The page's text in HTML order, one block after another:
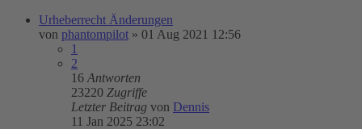
Urheberrecht Änderungen
von phantompilot » 01 Aug 2021 12:56
1
2
16 Antworten
23220 Zugriffe
Letzter Beitrag von Dennis
11 Jan 2025 23:02